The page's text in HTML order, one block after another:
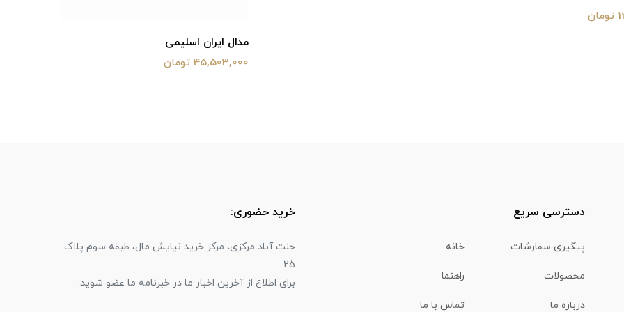
مدال ایران اسلیمی
45,503,000 تومان
دسترسی سریع
پیگیری سفارشات خانه
محصولات راهنما
درباره ما تماس با ما
خرید حضوری:
جنت آباد مرکزی، مرکز خرید نیایش مال، طبقه سوم پلاک
25
برای اطلاع از آخرین اخبار ما در خبرنامه ما عضو شوید.